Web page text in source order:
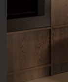
проектах дизайн
важна каждая
учитывает все
а дизайн студии
проживания, где
обеспечивает точный
Кроме того, дизайн
оптимизировать
студии делает
итоге дизайн студии